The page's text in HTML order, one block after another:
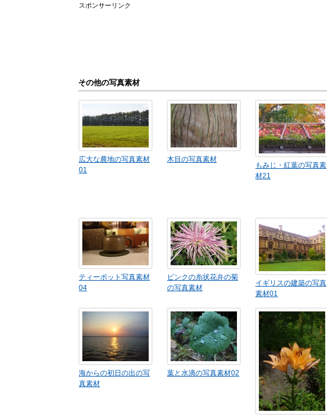
スポンサーリンク
その他の写真素材
広大な農地の写真素材
01
木目の写真素材
もみじ・紅葉の写真素
材21
ティーポット写真素材
04
ピンクの糸状花弁の菊
の写真素材
イギリスの建築の写真
素材01
海からの初日の出の写
真素材
葉と水滴の写真素材02